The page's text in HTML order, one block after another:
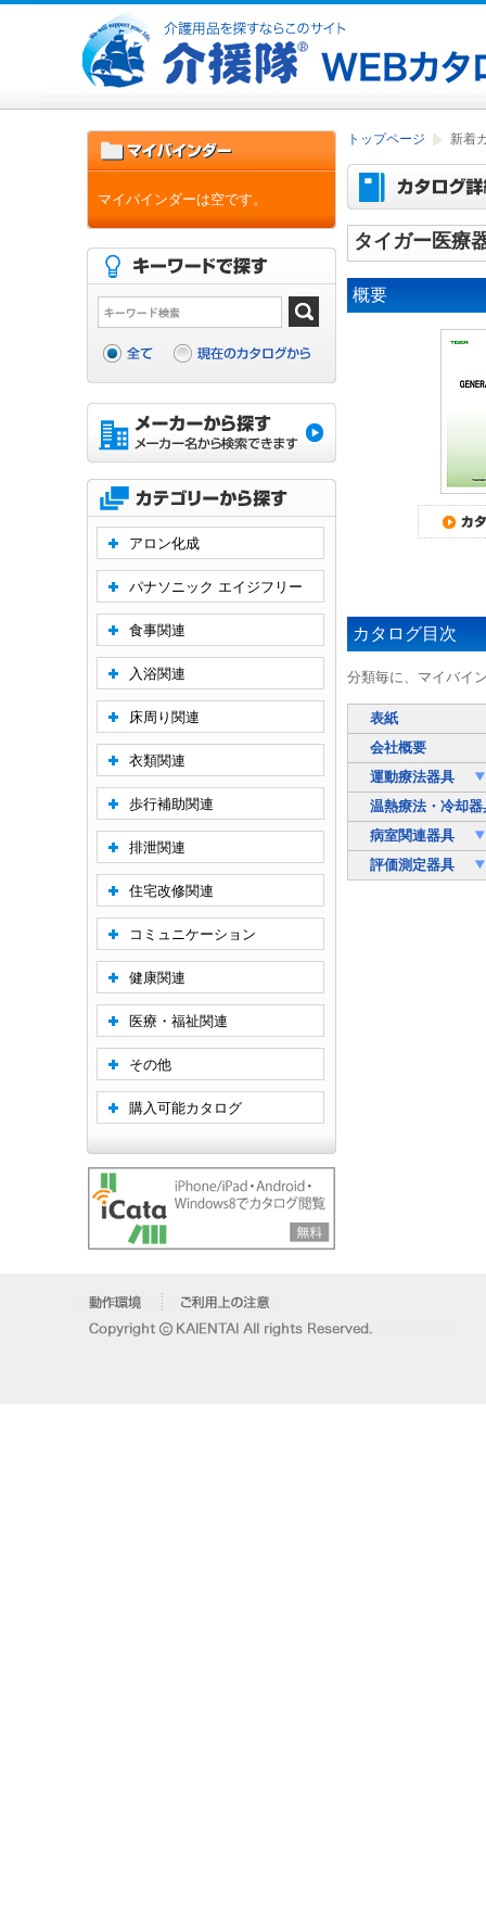
トップページ 新着
タイガー医
概要
カタログ目次
分類毎に、マイバイ
表紙
会社概要
運動療法器具
温熱療法・冷却
病室関連器具
評価測定器具
マイバインダーは空です。
アロン化成
パナソニック エイジフリー
食事関連
入浴関連
床周り関連
衣類関連
歩行補助関連
排泄関連
住宅改修関連
コミュニケーション
健康関連
医療・福祉関連
その他
購入可能カタログ